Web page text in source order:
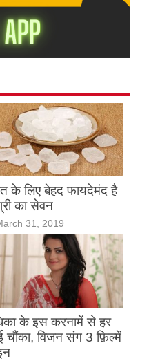
के लिए बेहद फायदेमंद है
का सेवन
31, 2019
के इस करनामें से हर
चौंका, विजन संग 3 फ़िल्में